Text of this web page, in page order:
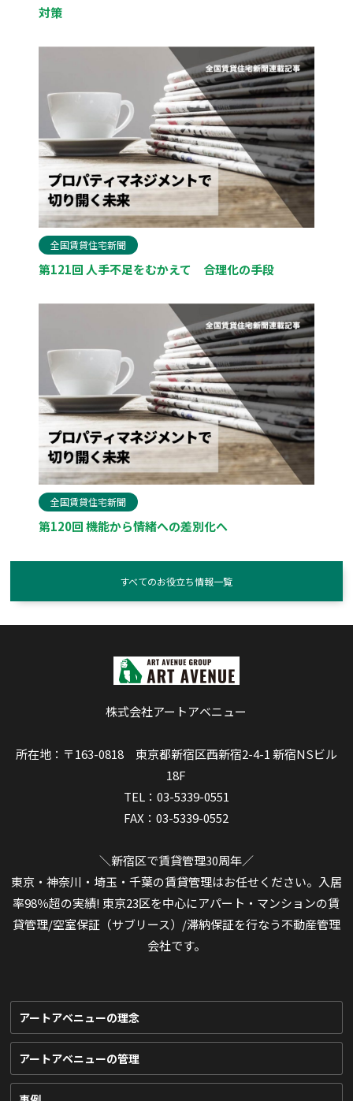
対策
全国賃貸住宅新聞
第121回 人手不足をむかえて 合理化の手段
全国賃貸住宅新聞
第120回 機能から情緒への差別化へ
すべてのお役立ち情報一覧
株式会社アートアベニュー
所在地：〒163-0818 東京都新宿区西新宿2-4-1 新宿NSビル
18F
TEL：03-5339-0551
FAX：03-5339-0552
＼新宿区で賃貸管理30周年／
東京・神奈川・埼玉・千葉の賃貸管理はお任せください。入居
率98％超の実績! 東京23区を中心にアパート・マンションの賃
貸管理/空室保証（サブリース）/滞納保証を行なう不動産管理
会社です。
アートアベニューの理念
アートアベニューの管理